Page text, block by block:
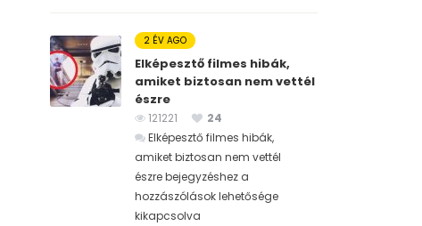
2 ÉV AGO
Elképesztő filmes hibák,
amiket biztosan nem vettél
észre
121221
24
Elképesztő filmes hibák,
amiket biztosan nem vettél
észre bejegyzéshez a
hozzászólások lehetősége
kikapcsolva